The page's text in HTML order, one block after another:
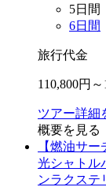
5日間
6日間
旅行代金
110,800円～
ツアー詳細
概要を見る
【燃油サ
光シャトル
ンラクステ